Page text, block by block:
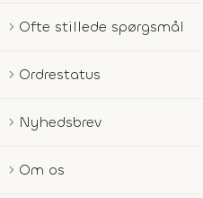
Ofte stillede spørgsmål
Ordrestatus
Nyhedsbrev
Om os